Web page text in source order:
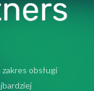
obsługi